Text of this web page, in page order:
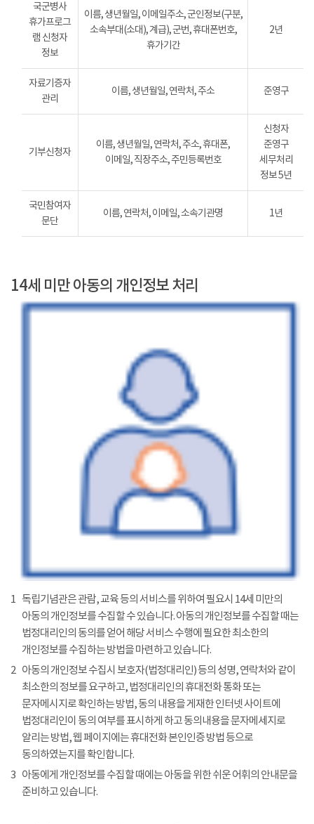
국군병사
휴가프로그
램 신청자
정보
이름, 생년월일, 이메일주소, 군인정보(구분,
소속부대(소대), 계급), 군번, 휴대폰번호,
휴가기간
2년
자료기증자
관리
이름, 생년월일, 연락처, 주소 준영구
기부신청자
이름, 생년월일, 연락처, 주소, 휴대폰,
이메일, 직장주소, 주민등록번호
신청자
준영구
세무처리
정보 5년
국민참여자
문단
이름, 연락처, 이메일, 소속기관명 1년
14세 미만 아동의 개인정보 처리
1 독립기념관은 관람, 교육 등의 서비스를 위하여 필요시 14세 미만의
아동의 개인정보를 수집할 수 있습니다. 아동의 개인정보를 수집할 때는
법정대리인의 동의를 얻어 해당 서비스 수행에 필요한 최소한의
개인정보를 수집하는 방법을 마련하고 있습니다.
2 아동의 개인정보 수집시 보호자(법정대리인) 등의 성명, 연락처와 같이
최소한의 정보를 요구하고, 법정대리인의 휴대전화 통화 또는
문자메시지로 확인하는 방법, 동의 내용을 게재한 인터넷 사이트에
법정대리인이 동의 여부를 표시하게 하고 동의내용을 문자메세지로
알리는 방법, 웹 페이지에는 휴대전화 본인인증 방법 등으로
동의하였는지를 확인합니다.
3 아동에게 개인정보를 수집할 때에는 아동을 위한 쉬운 어휘의 안내문을
준비하고 있습니다.